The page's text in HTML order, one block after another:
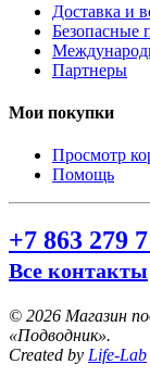
Доставка и
Безопасные
Партнеры
Мои покупки
Просмотр
Помощь
+7 863 279
Все контакты
© 2026 Магазин
«Подводник».
Created by Life-Lab